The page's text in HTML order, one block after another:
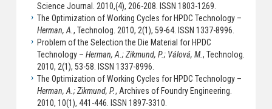
Science Journal. 2010,(4), 206-208. ISSN 1803-1269.
The Optimization of Working Cycles for HPDC Technology –
Herman, A. , Technolog. 2010, 2(1), 59-64. ISSN 1337-8996.
Problem of the Selection the Die Material for HPDC
Technology – Herman, A.; Zikmund, P.; Válová, M., Technolog.
2010, 2(1), 53-58. ISSN 1337-8996.
The Optimization of Working Cycles for HPDC Technology –
Herman, A.; Zikmund, P., Archives of Foundry Engineering.
2010, 10(1), 441-446. ISSN 1897-3310.